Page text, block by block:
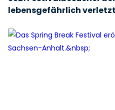
lebensgefährlich verletzt